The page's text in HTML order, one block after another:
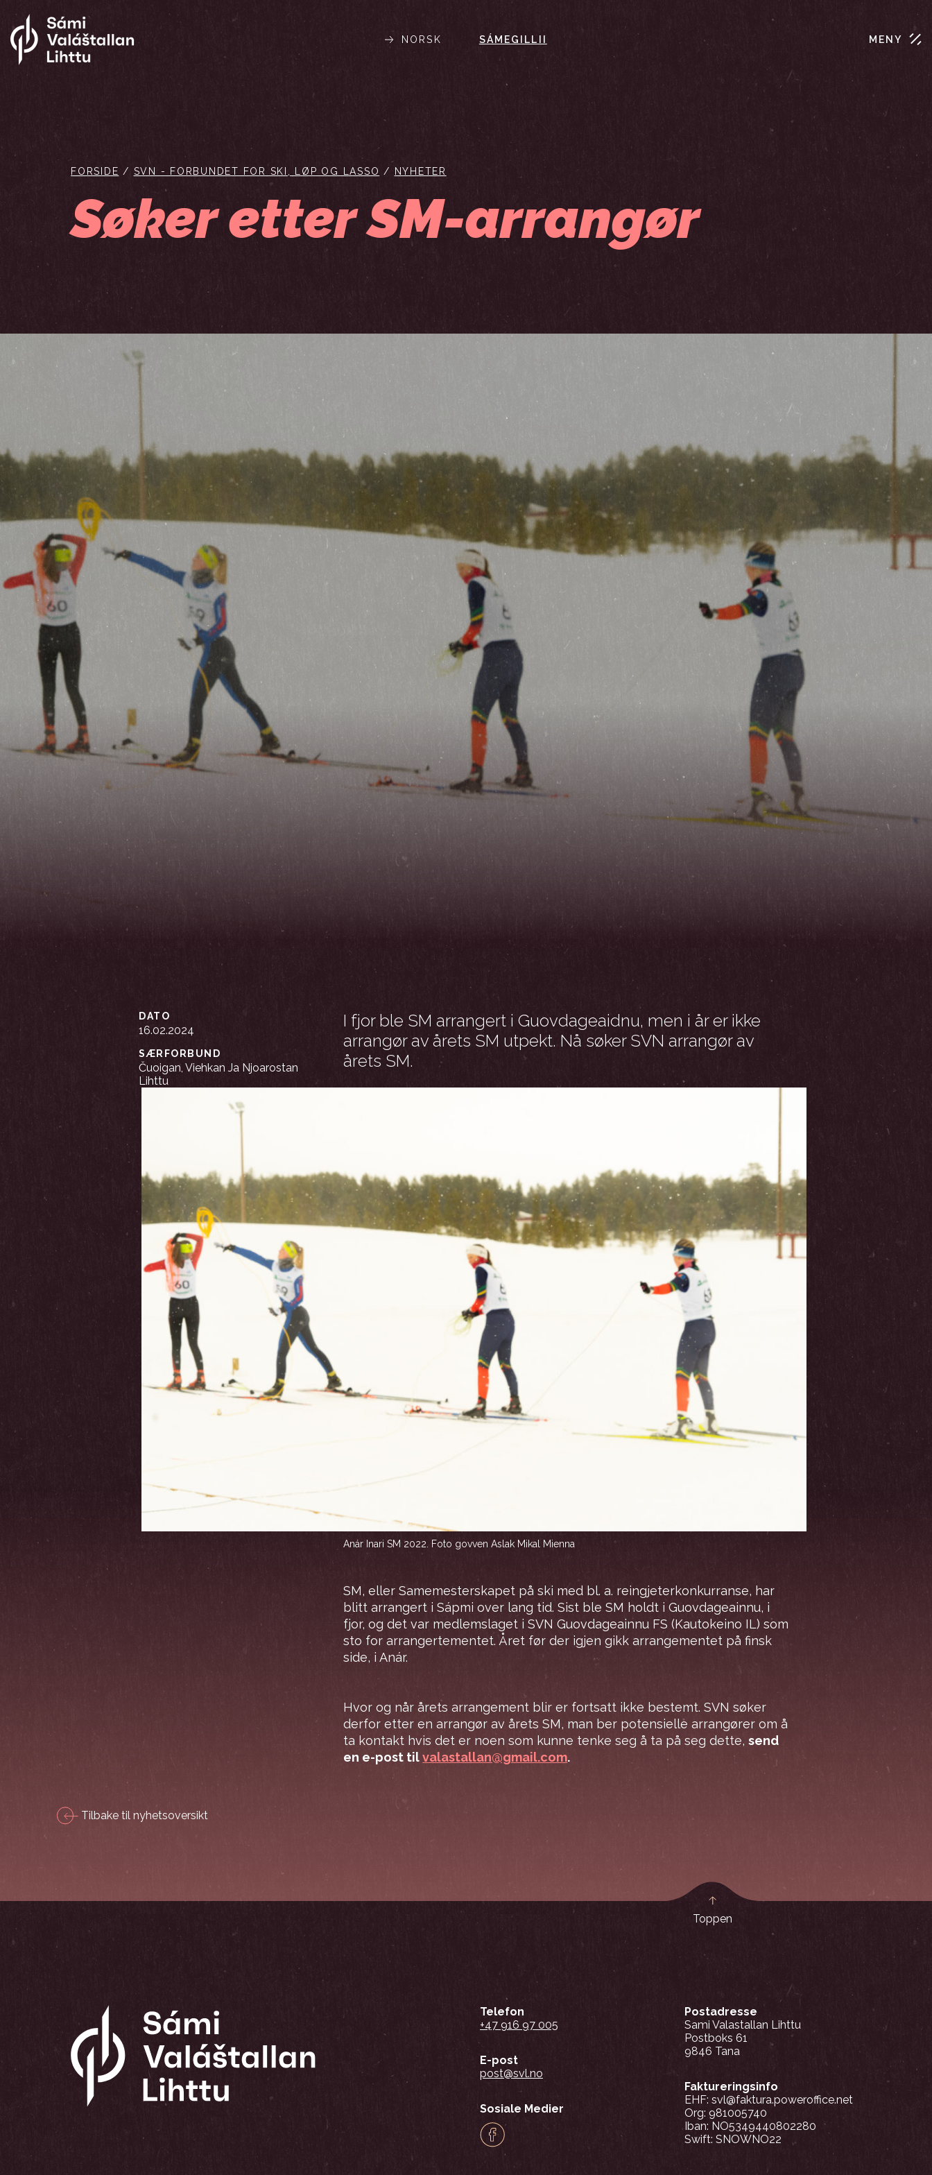
NORSK SÁMEGILLII MENY
FORSIDE / SVN - FORBUNDET FOR SKI, LØP OG LASSO / NYHETER
Søker etter SM-arrangør
DATO
16.02.2024
SÆRFORBUND
Čuoigan, Viehkan Ja Njoarostan
Lihttu
I fjor ble SM arrangert i Guovdageaidnu, men i år er ikke
arrangør av årets SM utpekt. Nå søker SVN arrangør av
årets SM.
Anár Inari SM 2022. Foto govven Aslak Mikal Mienna
SM, eller Samemesterskapet på ski med bl. a. reingjeterkonkurranse, har
blitt arrangert i Sápmi over lang tid. Sist ble SM holdt i Guovdageainnu, i
fjor, og det var medlemslaget i SVN Guovdageainnu FS (Kautokeino IL) som
sto for arrangertementet. Året før der igjen gikk arrangementet på finsk
side, i Anár.
Hvor og når årets arrangement blir er fortsatt ikke bestemt. SVN søker
derfor etter en arrangør av årets SM, man ber potensielle arrangører om å
ta kontakt hvis det er noen som kunne tenke seg å ta på seg dette,send
en e-post tilvalastallan@gmail.com.
Tilbake til nyhetsoversikt
Toppen
Telefon
+47 916 97 005
E-post
post@svl.no
Sosiale Medier
Facebook
Postadresse
Sami Valastallan Lihttu
Postboks 61
9846 Tana
Faktureringsinfo
EHF: svl@faktura.poweroffice.net
Org: 981005740
Iban: NO5349440802280
Swift: SNOWNO22